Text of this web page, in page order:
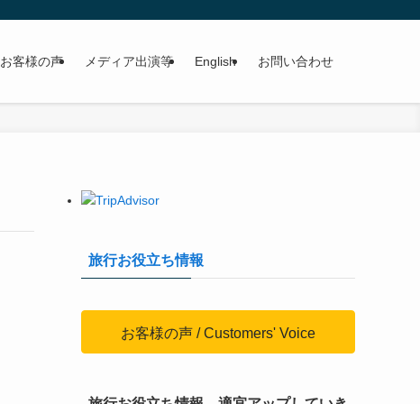
お客様の声 メディア出演等 English お問い合わせ
旅行お役立ち情報
お客様の声 / Customers' Voice